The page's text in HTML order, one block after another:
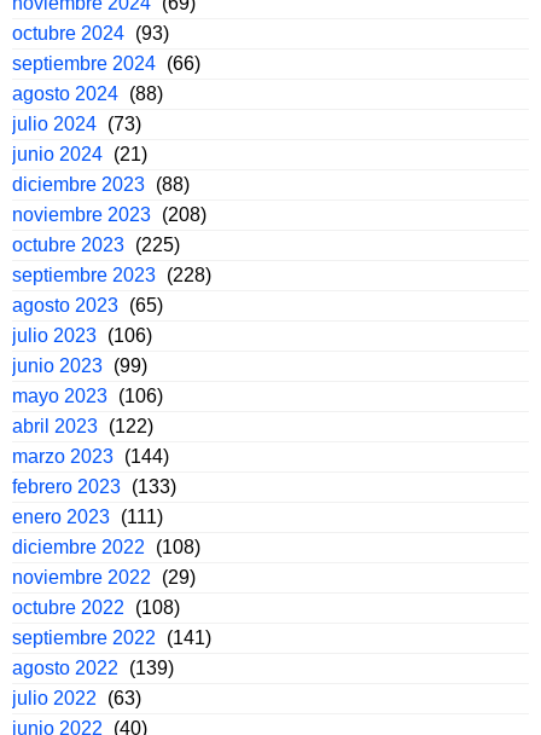
octubre 2024 (93)
septiembre 2024 (66)
agosto 2024 (88)
julio 2024 (73)
junio 2024 (21)
diciembre 2023 (88)
noviembre 2023 (208)
octubre 2023 (225)
septiembre 2023 (228)
agosto 2023 (65)
julio 2023 (106)
junio 2023 (99)
mayo 2023 (106)
abril 2023 (122)
marzo 2023 (144)
febrero 2023 (133)
enero 2023 (111)
diciembre 2022
(108)
noviembre 2022
(29)
octubre 2022
(108)
septiembre 2022
(141)
agosto 2022
(139)
julio 2022
(63)
junio 2022
(40)